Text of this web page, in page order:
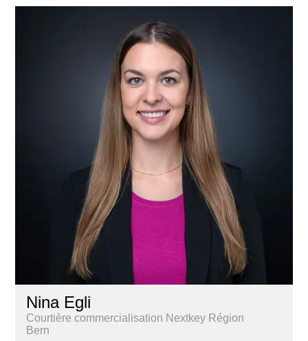
Nina Egli
Courtière commercialisation Nextkey Région
Bern